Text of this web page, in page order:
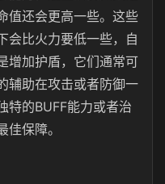
值还会更高一些。这些
会比火力要低一些，自
增加护盾，它们通常可
辅助在攻击或者防御一
特的BUFF能力或者治
保障。